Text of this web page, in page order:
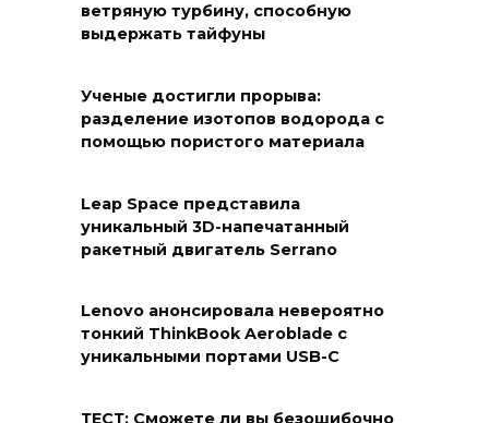
ветряную турбину, способную
выдержать тайфуны
Ученые достигли прорыва:
разделение изотопов водорода с
помощью пористого материала
Leap Space представила
уникальный 3D-напечатанный
ракетный двигатель Serrano
Lenovo анонсировала невероятно
тонкий ThinkBook Aeroblade с
уникальными портами USB-C